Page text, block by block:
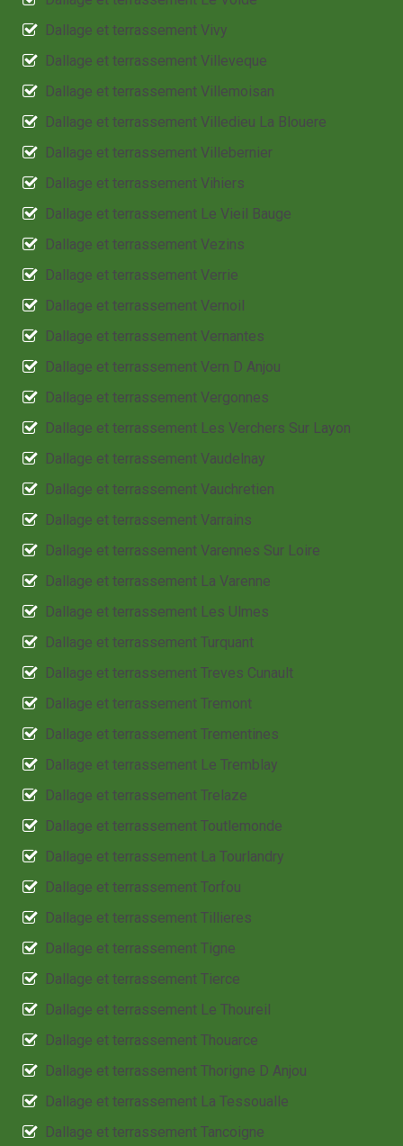
Dallage et terrassement Vivy
Dallage et terrassement Villeveque
Dallage et terrassement Villemoisan
Dallage et terrassement Villedieu La Blouere
Dallage et terrassement Villebernier
Dallage et terrassement Vihiers
Dallage et terrassement Le Vieil Bauge
Dallage et terrassement Vezins
Dallage et terrassement Verrie
Dallage et terrassement Vernoil
Dallage et terrassement Vernantes
Dallage et terrassement Vern D Anjou
Dallage et terrassement Vergonnes
Dallage et terrassement Les Verchers Sur Layon
Dallage et terrassement Vaudelnay
Dallage et terrassement Vauchretien
Dallage et terrassement Varrains
Dallage et terrassement Varennes Sur Loire
Dallage et terrassement La Varenne
Dallage et terrassement Les Ulmes
Dallage et terrassement Turquant
Dallage et terrassement Treves Cunault
Dallage et terrassement Tremont
Dallage et terrassement Trementines
Dallage et terrassement Le Tremblay
Dallage et terrassement Trelaze
Dallage et terrassement Toutlemonde
Dallage et terrassement La Tourlandry
Dallage et terrassement Torfou
Dallage et terrassement Tillieres
Dallage et terrassement Tigne
Dallage et terrassement Tierce
Dallage et terrassement Le Thoureil
Dallage et terrassement Thouarce
Dallage et terrassement Thorigne D Anjou
Dallage et terrassement La Tessoualle
Dallage et terrassement Tancoigne